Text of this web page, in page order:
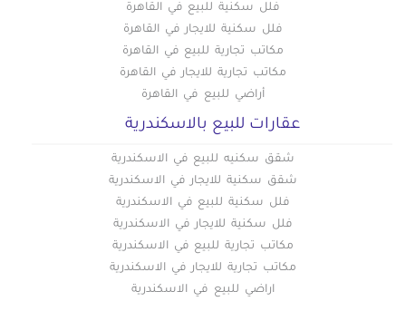
فلل سكنية للبيع في القاهرة
فلل سكنية للايجار في القاهرة
مكاتب تجارية للبيع في القاهرة
مكاتب تجارية للايجار في القاهرة
أراضي للبيع في القاهرة
عقارات للبيع بالاسكندرية
شقق سكنيه للبيع في الاسكندرية
شقق سكنية للايجار في الاسكندرية
فلل سكنية للبيع في الاسكندرية
فلل سكنية للايجار في الاسكندرية
مكاتب تجارية للبيع في الاسكندرية
مكاتب تجارية للايجار في الاسكندرية
اراضي للبيع في الاسكندرية